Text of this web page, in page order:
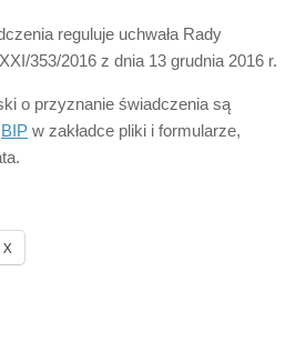
reguluje uchwała Rady
353/2016 z dnia 13 grudnia 2016 r.
o przyznanie świadczenia są
BIP w zakładce pliki i formularze,
X